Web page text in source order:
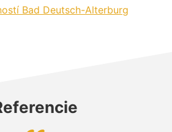
Bad Deutsch-Alterburg